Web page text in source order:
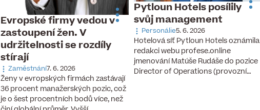
Evropské firmy vedou v
zastoupení žen. V
udržitelnosti se rozdíly
stírají
Zaměstnání7. 6. 2026
Ženy v evropských firmách zastávají
36 procent manažerských pozic, což
je o šest procentních bodů více, než
Pytloun Hotels posílily
svůj management
Personálie5. 6. 2026
Hotelová síť Pytloun Hotels oznámila
redakci webu profese.online
jmenování Matúše Rudáše do pozice
Director of Operations (provozní…